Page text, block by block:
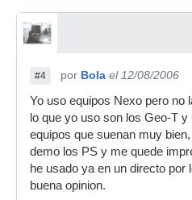
#4 por Bola el 12/08/2006
Yo uso equipos Nexo pero no
lo que yo uso son los Geo-T
equipos que suenan muy
demo los PS y me quede
he usado ya en un directo por
buena opinion.